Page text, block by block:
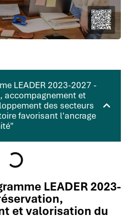
LEADER 2023-2027 -
accompagnement et
des secteurs
favorisant l'ancrage
LEADER 2023-
et valorisation du